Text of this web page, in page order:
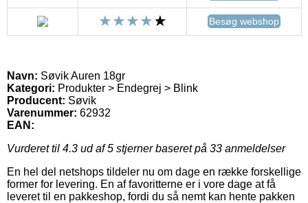
Besøg webshop
Navn: Søvik Auren 18gr
Kategori: Produkter > Endegrej > Blink
Producent: Søvik
Varenummer: 62932
EAN:
Vurderet til 4.3 ud af 5 stjerner baseret på 33 anmeldelser
En hel del netshops tildeler nu om dage en række forskellige
former for levering. En af favoritterne er i vore dage at få
leveret til en pakkeshop, fordi du så nemt kan hente pakken